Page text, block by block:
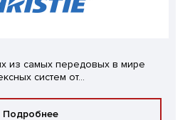
из самых передовых в мире
систем от...
Подробнее